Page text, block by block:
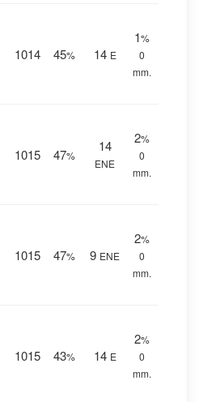
1014 45% 14 E
1%
0
mm.
1015 47%
14
ENE
2%
0
mm.
1015 47% 9 ENE
2%
0
mm.
1015 43% 14 E
2%
0
mm.